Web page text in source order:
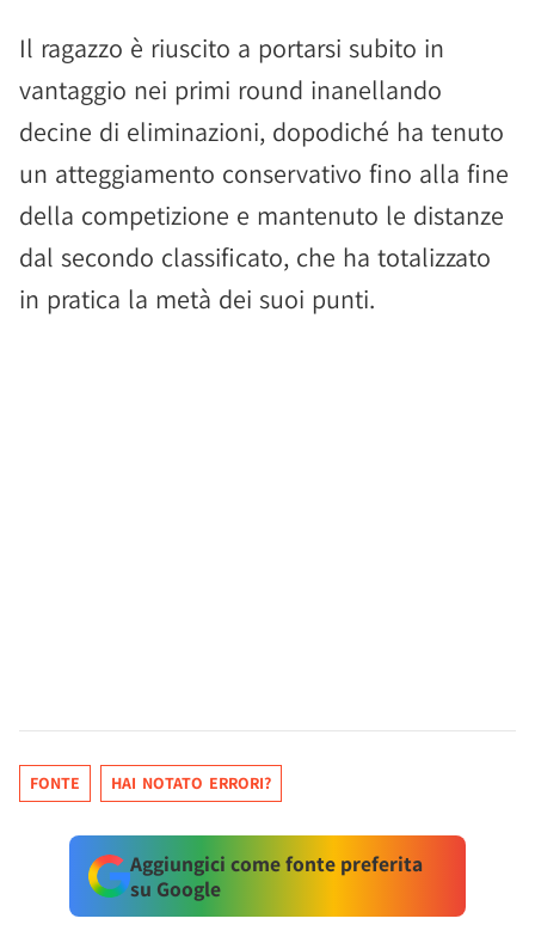
Il ragazzo è riuscito a portarsi subito in
vantaggio nei primi round inanellando
decine di eliminazioni, dopodiché ha tenuto
un atteggiamento conservativo fino alla fine
della competizione e mantenuto le distanze
dal secondo classificato, che ha totalizzato
in pratica la metà dei suoi punti.
FONTE HAI NOTATO ERRORI?
Aggiungici come fonte preferita
su Google